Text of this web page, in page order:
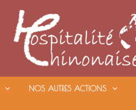
NOS AUTRES ACTIONS